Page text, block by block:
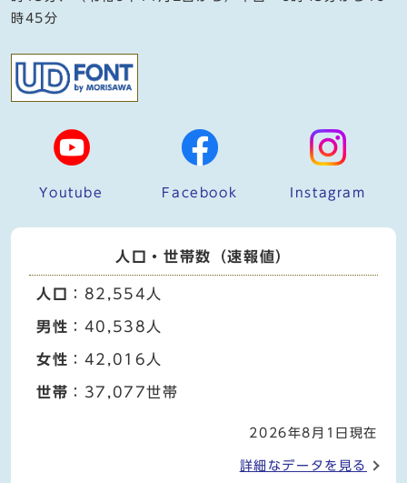
時45分
Youtube Facebook Instagram
人口・世帯数（速報値）
人口 ：82,554人
男性 ：40,538人
女性 ：42,016人
世帯 ：37,077世帯
2026年8月1日現在
詳細なデータを見る